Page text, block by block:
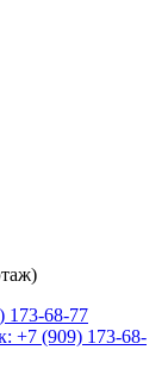
173-68-77
+7 (909) 173-68-